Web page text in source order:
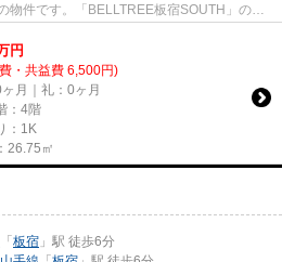
物件です。「BELLTREE板宿SOUTH」のこ
円
・共益費 6,500円)
月｜礼：0ヶ月
：4階
：1K
26.75㎡
「 板宿 」駅 徒歩6分